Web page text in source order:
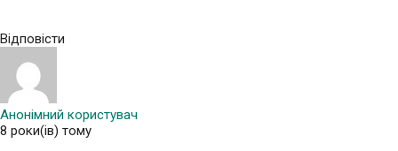
Відповісти
Анонімний користувач
8 роки(ів) тому